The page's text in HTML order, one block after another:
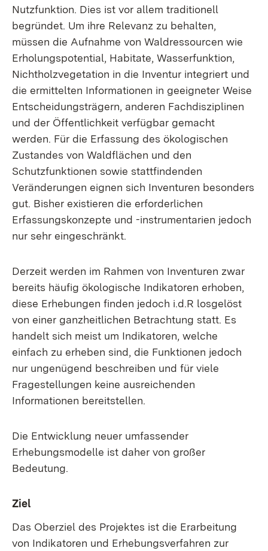
Nutzfunktion. Dies ist vor allem traditionell
begründet. Um ihre Relevanz zu behalten,
müssen die Aufnahme von Waldressourcen wie
Erholungspotential, Habitate, Wasserfunktion,
Nichtholzvegetation in die Inventur integriert und
die ermittelten Informationen in geeigneter Weise
Entscheidungsträgern, anderen Fachdisziplinen
und der Öffentlichkeit verfügbar gemacht
werden. Für die Erfassung des ökologischen
Zustandes von Waldflächen und den
Schutzfunktionen sowie stattfindenden
Veränderungen eignen sich Inventuren besonders
gut. Bisher existieren die erforderlichen
Erfassungskonzepte und -instrumentarien jedoch
nur sehr eingeschränkt.
Derzeit werden im Rahmen von Inventuren zwar
bereits häufig ökologische Indikatoren erhoben,
diese Erhebungen finden jedoch i.d.R losgelöst
von einer ganzheitlichen Betrachtung statt. Es
handelt sich meist um Indikatoren, welche
einfach zu erheben sind, die Funktionen jedoch
nur ungenügend beschreiben und für viele
Fragestellungen keine ausreichenden
Informationen bereitstellen.
Die Entwicklung neuer umfassender
Erhebungsmodelle ist daher von großer
Bedeutung.
Ziel
Das Oberziel des Projektes ist die Erarbeitung
von Indikatoren und Erhebungsverfahren zur